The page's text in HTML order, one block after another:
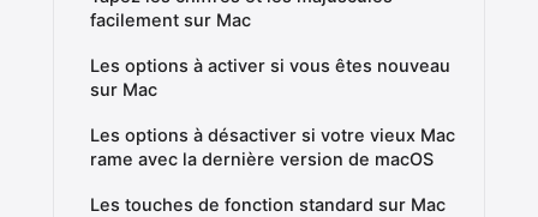
facilement sur Mac
Les options à activer si vous êtes nouveau
sur Mac
Les options à désactiver si votre vieux Mac
rame avec la dernière version de macOS
Les touches de fonction standard sur Mac